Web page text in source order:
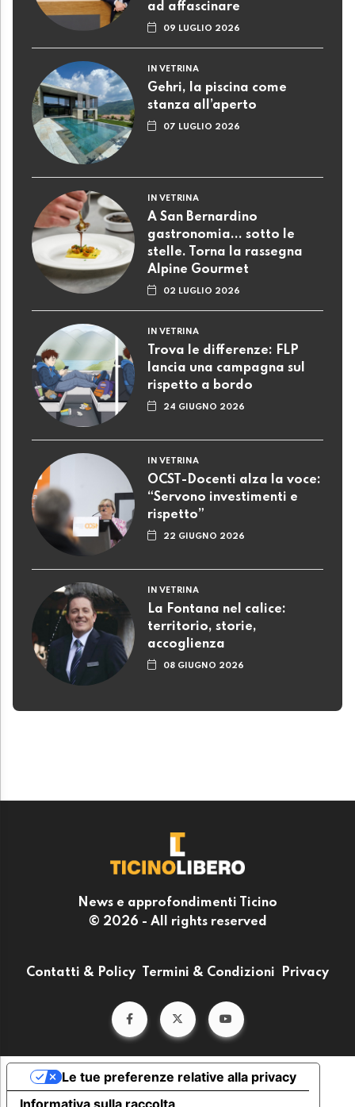
ad affascinare
09 LUGLIO 2026
IN VETRINA
Gehri, la piscina come
stanza all’aperto
07 LUGLIO 2026
IN VETRINA
A San Bernardino
gastronomia... sotto le
stelle. Torna la rassegna
Alpine Gourmet
02 LUGLIO 2026
IN VETRINA
Trova le differenze: FLP
lancia una campagna sul
rispetto a bordo
24 GIUGNO 2026
IN VETRINA
OCST-Docenti alza la voce:
“Servono investimenti e
rispetto”
22 GIUGNO 2026
IN VETRINA
La Fontana nel calice:
territorio, storie,
accoglienza
08 GIUGNO 2026
News e approfondimenti Ticino
© 2026 - All rights reserved
Contatti & Policy Termini & Condizioni Privacy
Informativa sulla raccolta
Le tue preferenze relative alla privacy